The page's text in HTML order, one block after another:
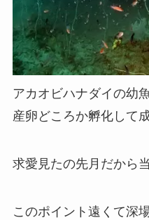
アカオビハナダイの幼
産卵どころか孵化して
求愛見たの先月だから
このポイント遠くて深